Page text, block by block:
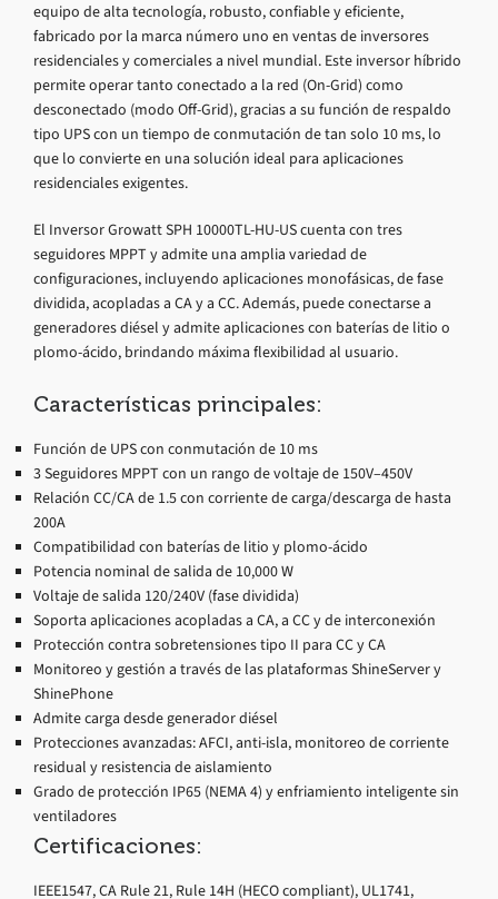
equipo de alta tecnología, robusto, confiable y eficiente,
fabricado por la marca número uno en ventas de inversores
residenciales y comerciales a nivel mundial. Este inversor híbrido
permite operar tanto conectado a la red (On-Grid) como
desconectado (modo Off-Grid), gracias a su función de respaldo
tipo UPS con un tiempo de conmutación de tan solo 10 ms, lo
que lo convierte en una solución ideal para aplicaciones
residenciales exigentes.
El Inversor Growatt SPH 10000TL-HU-US cuenta con tres
seguidores MPPT y admite una amplia variedad de
configuraciones, incluyendo aplicaciones monofásicas, de fase
dividida, acopladas a CA y a CC. Además, puede conectarse a
generadores diésel y admite aplicaciones con baterías de litio o
plomo-ácido, brindando máxima flexibilidad al usuario.
Características principales:
Función de UPS con conmutación de 10 ms
3 Seguidores MPPT con un rango de voltaje de 150V–450V
Relación CC/CA de 1.5 con corriente de carga/descarga de hasta
200A
Compatibilidad con baterías de litio y plomo-ácido
Potencia nominal de salida de 10,000 W
Voltaje de salida 120/240V (fase dividida)
Soporta aplicaciones acopladas a CA, a CC y de interconexión
Protección contra sobretensiones tipo II para CC y CA
Monitoreo y gestión a través de las plataformas ShineServer y
ShinePhone
Admite carga desde generador diésel
Protecciones avanzadas: AFCI, anti-isla, monitoreo de corriente
residual y resistencia de aislamiento
Grado de protección IP65 (NEMA 4) y enfriamiento inteligente sin
ventiladores
Certificaciones:
IEEE1547, CA Rule 21, Rule 14H (HECO compliant), UL1741,